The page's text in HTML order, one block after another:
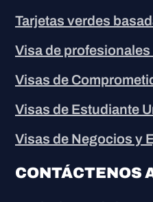
Tarjetas verdes
Visa de
Visas de
Visas de Estudiante
Visas de Negocios y
CONTÁCTENOS